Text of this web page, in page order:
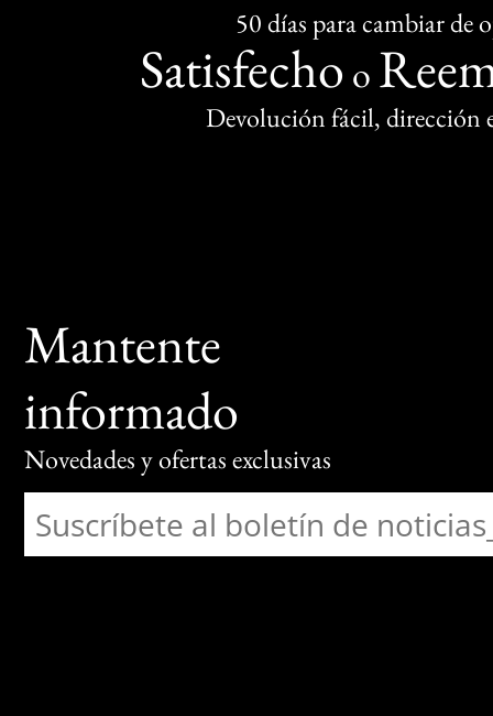
50 días para cambiar de
Satisfecho o
Devolución fácil, dirección
Mantente
informado
Novedades y ofertas exclusivas